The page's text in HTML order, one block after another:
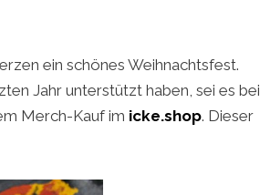
ein schönes Weihnachtsfest.
Jahr unterstützt haben, sei es bei
Merch-Kauf im icke.shop. Dieser